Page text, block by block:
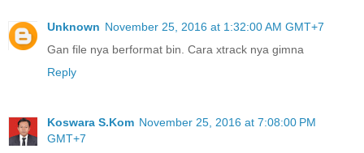
Unknown November 25, 2016 at 1:32:00 AM GMT+7
Gan file nya berformat bin. Cara xtrack nya gimna
Reply
Koswara S.Kom November 25, 2016 at 7:08:00 PM
GMT+7